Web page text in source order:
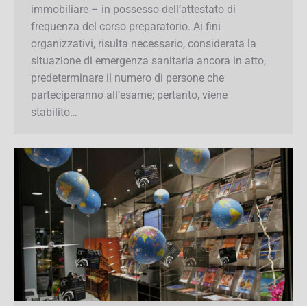
aspiranti agenti d’affari in mediazione – settore
immobiliare – in possesso dell’attestato di
frequenza del corso preparatorio. Ai fini
organizzativi, risulta necessario, considerata la
situazione di emergenza sanitaria ancora in
atto, predeterminare il numero di persone che
parteciperanno all’esame; pertanto, viene